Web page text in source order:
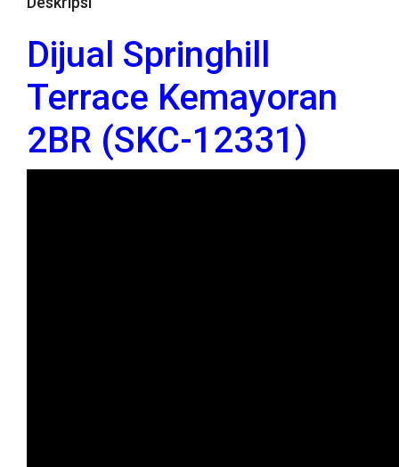
Dijual Springhill
Terrace Kemayoran
2BR (SKC-12331)